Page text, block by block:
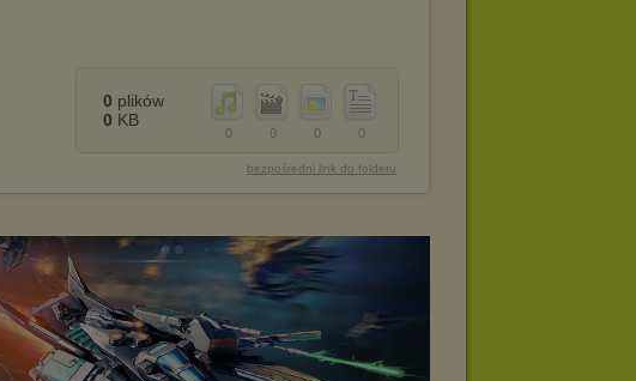
0
0
0
0
0 plików
0 KB
bezpośredni link do folderu